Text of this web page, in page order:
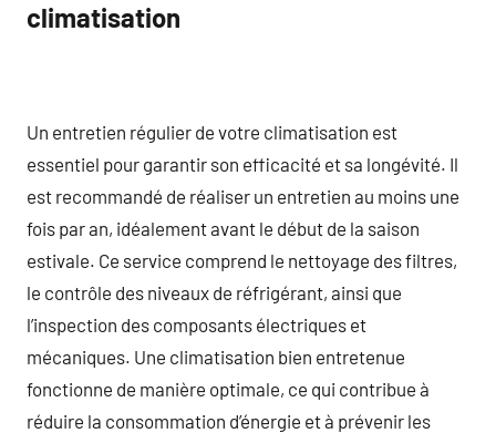
climatisation
Un entretien régulier de votre climatisation est
essentiel pour garantir son efficacité et sa longévité. Il
est recommandé de réaliser un entretien au moins une
fois par an, idéalement avant le début de la saison
estivale. Ce service comprend le nettoyage des filtres,
le contrôle des niveaux de réfrigérant, ainsi que
l’inspection des composants électriques et
mécaniques. Une climatisation bien entretenue
fonctionne de manière optimale, ce qui contribue à
réduire la consommation d’énergie et à prévenir les